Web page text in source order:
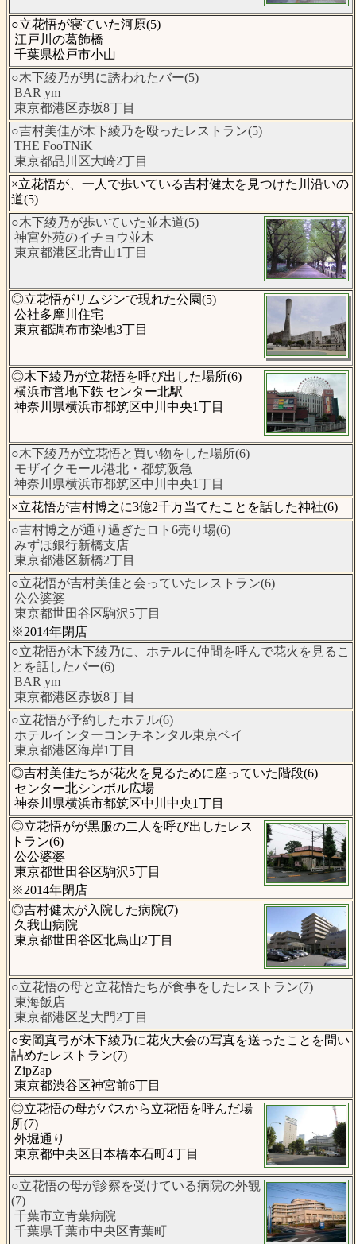
○立花悟が寝ていた河原(5)
江戸川の葛飾橋
千葉県松戸市小山
○木下綾乃が男に誘われたバー(5)
BAR ym
東京都港区赤坂8丁目
○吉村美佳が木下綾乃を殴ったレストラン(5)
THE FooTNiK
東京都品川区大崎2丁目
×立花悟が、一人で歩いている吉村健太を見つけた川沿いの
道(5)
○木下綾乃が歩いていた並木道(5)
神宮外苑のイチョウ並木
東京都港区北青山1丁目
◎立花悟がリムジンで現れた公園(5)
公社多摩川住宅
東京都調布市染地3丁目
◎木下綾乃が立花悟を呼び出した場所(6)
横浜市営地下鉄 センター北駅
神奈川県横浜市都筑区中川中央1丁目
○木下綾乃が立花悟と買い物をした場所(6)
モザイクモール港北・都筑阪急
神奈川県横浜市都筑区中川中央1丁目
×立花悟が吉村博之に3億2千万当てたことを話した神社(6)
○吉村博之が通り過ぎたロト6売り場(6)
みずほ銀行新橋支店
東京都港区新橋2丁目
○立花悟が吉村美佳と会っていたレストラン(6)
公公婆婆
東京都世田谷区駒沢5丁目
※2014年閉店
○立花悟が木下綾乃に、ホテルに仲間を呼んで花火を見るこ
とを話したバー(6)
BAR ym
東京都港区赤坂8丁目
○立花悟が予約したホテル(6)
ホテルインターコンチネンタル東京ベイ
東京都港区海岸1丁目
◎吉村美佳たちが花火を見るために座っていた階段(6)
センター北シンボル広場
神奈川県横浜市都筑区中川中央1丁目
◎立花悟がが黒服の二人を呼び出したレス
トラン(6)
公公婆婆
東京都世田谷区駒沢5丁目
※2014年閉店
◎吉村健太が入院した病院(7)
久我山病院
東京都世田谷区北烏山2丁目
○立花悟の母と立花悟たちが食事をしたレストラン(7)
東海飯店
東京都港区芝大門2丁目
○安岡真弓が木下綾乃に花火大会の写真を送ったことを問い
詰めたレストラン(7)
ZipZap
東京都渋谷区神宮前6丁目
◎立花悟の母がバスから立花悟を呼んだ場
所(7)
外堀通り
東京都中央区日本橋本石町4丁目
○立花悟の母が診察を受けている病院の外観
(7)
千葉市立青葉病院
千葉県千葉市中央区青葉町